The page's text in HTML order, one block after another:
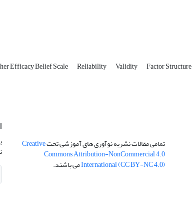
Efficacy Belief Scale Reliability Validity Factor Structure
تمامی مقالات نشریه نوآوری های آموزشی تحتCreative
Commons Attribution-NonCommercial 4.0
International (CC BY-NC 4.0)می باشند.